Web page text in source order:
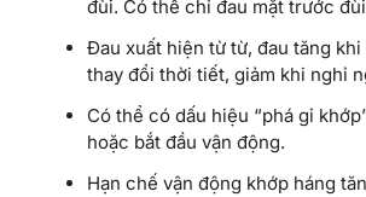
đùi. Có thể chỉ đau mặt trước
Đau xuất hiện từ từ, đau tăng khi
thay đổi thời tiết, giảm khi nghỉ
Có thể có dấu hiệu “phá gỉ
hoặc bắt đầu vận động.
Hạn chế vận động khớp háng